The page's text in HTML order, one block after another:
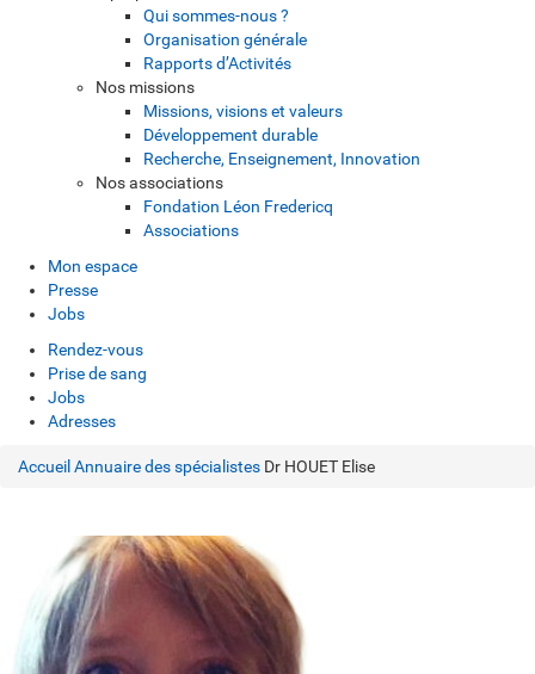
Qui sommes-nous ?
Organisation générale
Rapports d’Activités
Nos missions
Missions, visions et valeurs
Développement durable
Recherche, Enseignement, Innovation
Nos associations
Fondation Léon Fredericq
Associations
Mon espace
Presse
Jobs
Rendez-vous
Prise de sang
Jobs
Adresses
Accueil Annuaire des spécialistes Dr HOUET Elise